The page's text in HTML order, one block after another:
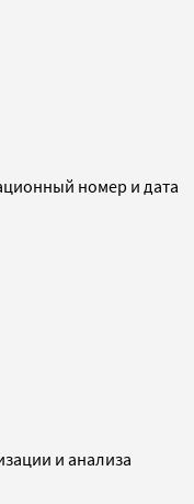
номер и дата
и анализа